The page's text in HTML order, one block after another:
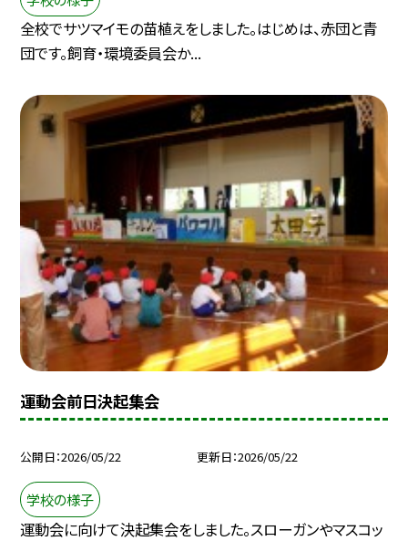
全校でサツマイモの苗植えをしました。はじめは、赤団と青
団です。飼育・環境委員会か...
運動会前日決起集会
公開日 2026/05/22 更新日 2026/05/22
学校の様子
運動会に向けて決起集会をしました。スローガンやマスコッ